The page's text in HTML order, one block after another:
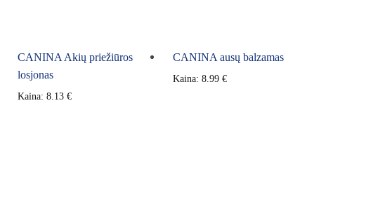
CANINA Akių priežiūros
losjonas
Kaina:8.13€
CANINA ausų balzamas
Kaina: 8.99 €